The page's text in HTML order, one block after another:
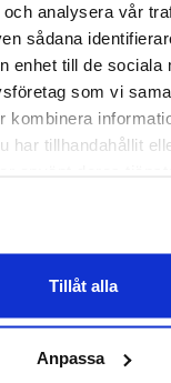
analysera vår
sådana
enhet till de sociala
som vi
kombinera
har tillhandahållit
Tillåt alla
Anpassa
inte kan
även vanligt
1000